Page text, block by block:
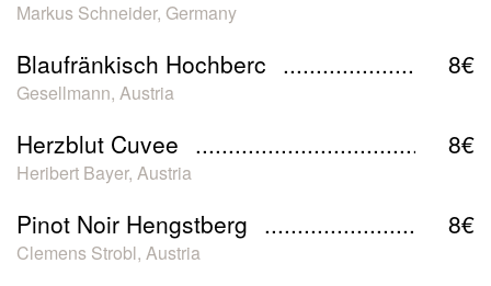
Markus Schneider, Germany
Blaufränkisch Hochberc 8€
Gesellmann, Austria
Herzblut Cuvee 8€
Heribert Bayer, Austria
Pinot Noir Hengstberg 8€
Clemens Strobl, Austria